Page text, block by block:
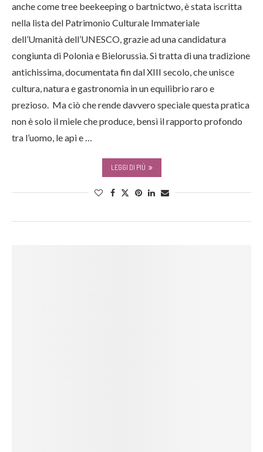
anche come tree beekeeping o bartnictwo, è stata iscritta
nella lista del Patrimonio Culturale Immateriale
dell’Umanità dell’UNESCO, grazie ad una candidatura
congiunta di Polonia e Bielorussia. Si tratta di una tradizione
antichissima, documentata fin dal XIII secolo, che unisce
cultura, natura e gastronomia in un equilibrio raro e
prezioso. Ma ciò che rende davvero speciale questa pratica
non è solo il miele che produce, bensì il rapporto profondo
tra l’uomo, le api e …
LEGGI DI PIÙ